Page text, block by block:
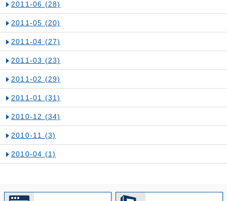
2011-06 (28)
2011-05 (20)
2011-04 (27)
2011-03 (23)
2011-02 (29)
2011-01 (31)
2010-12 (34)
2010-11 (3)
2010-04 (1)